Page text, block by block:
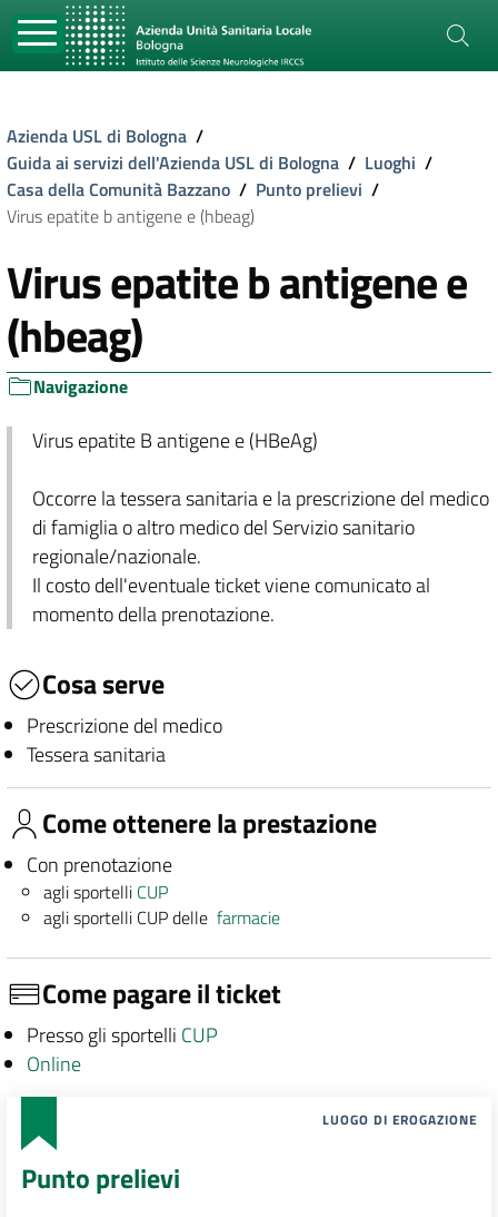
Azienda USL di Bologna /
Guida ai servizi dell'Azienda USL di Bologna / Luoghi /
Casa della Comunità Bazzano / Punto prelievi /
Virus epatite b antigene e (hbeag)
Virus epatite b antigene e
(hbeag)
Navigazione
Virus epatite B antigene e (HBeAg)
Occorre la tessera sanitaria e la prescrizione del medico
di famiglia o altro medico del Servizio sanitario
regionale/nazionale.
Il costo dell'eventuale ticket viene comunicato al
momento della prenotazione.
Cosa serve
Prescrizione del medico
Tessera sanitaria
Come ottenere la prestazione
Con prenotazione
agli sportelli CUP
agli sportelli CUP dellefarmacie
Come pagare il ticket
Presso gli sportelli CUP
Online
LUOGO DI EROGAZIONE
Punto prelievi